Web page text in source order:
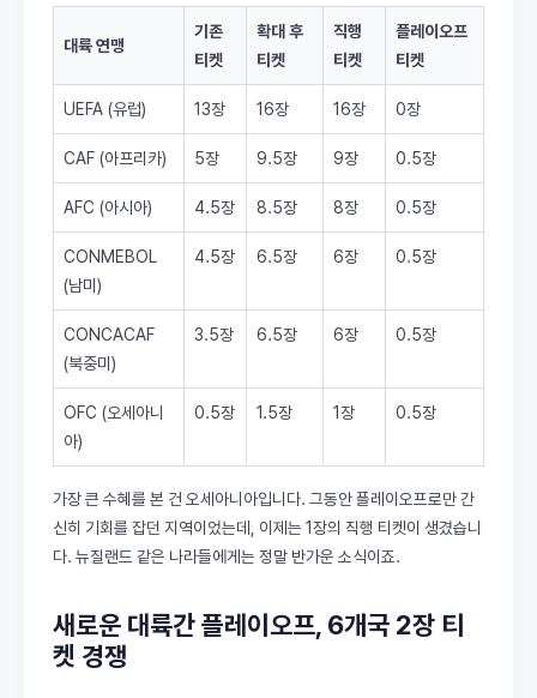
대륙 연맹
기존
티켓
확대 후
티켓
직행
티켓
플레이오프
티켓
UEFA (유럽) 13장 16장 16장 0장
CAF (아프리카) 5장 9.5장 9장 0.5장
AFC (아시아) 4.5장 8.5장 8장 0.5장
CONMEBOL
(남미)
4.5장 6.5장 6장 0.5장
CONCACAF
(북중미)
3.5장 6.5장 6장 0.5장
OFC (오세아니
아)
0.5장 1.5장 1장 0.5장
가장 큰 수혜를 본 건 오세아니아입니다. 그동안 플레이오프로만 간
신히 기회를 잡던 지역이었는데, 이제는 1장의 직행 티켓이 생겼습니
다. 뉴질랜드 같은 나라들에게는 정말 반가운 소식이죠.
새로운 대륙간 플레이오프, 6개국 2장 티
켓 경쟁